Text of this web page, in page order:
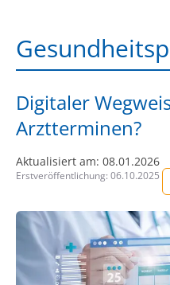
Digitaler
Arztterminen?
Aktualisiert am: 08.01.2026
Erstveröffentlichung: 06.10.2025